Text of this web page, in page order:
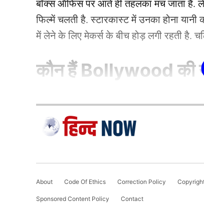
59 साल के संजय मांजरेकर नेस्टार स्पोर्ट्सके
हमें ऐसा बल्लेबाज चाहिए जो पांचवें नंबर पर
बॉक्स ऑफिस पर आते ही तहलका मच जाता है.
फिल्में चलती है. स्टारकास्ट में उनका होना
में लेने के लिए मेकर्स के बीच होड़ लगी रहती
कौन हैंBollywood की
1.दीपिका पादुकोण (
फिल्मों में ‘कॉकटेल’, ‘छपाक’, ‘पठान’,
About Code Of Ethics Correction Policy
Sponsored Content Policy Contact